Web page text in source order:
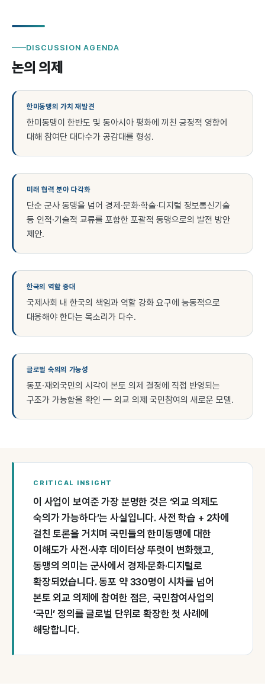
DISCUSSION AGENDA
논의 의제
한미동맹의 가치 재발견
한미동맹이 한반도 및 동아시아 평화에 끼친 긍정적 영향에
대해 참여단 대다수가 공감대를 형성.
미래 협력 분야 다각화
단순 군사 동맹을 넘어 경제·문화·학술·디지털 정보통신기술
등 인적·기술적 교류를 포함한 포괄적 동맹으로의 발전 방안
제안.
한국의 역할 증대
국제사회 내 한국의 책임과 역할 강화 요구에 능동적으로
대응해야 한다는 목소리가 다수.
글로벌 숙의의 가능성
동포·재외국민의 시각이 본토 의제 결정에 직접 반영되는
구조가 가능함을 확인 — 외교 의제 국민참여의 새로운 모델.
CRITICAL INSIGHT
이 사업이 보여준 가장 분명한 것은 ‘외교 의제도
숙의가 가능하다’는 사실입니다. 사전 학습 + 2차에
걸친 토론을 거치며 국민들의 한미동맹에 대한
이해도가 사전·사후 데이터상 뚜렷이 변화했고,
동맹의 의미는 군사에서 경제·문화·디지털로
확장되었습니다. 동포 약 330명이 시차를 넘어
본토 외교 의제에 참여한 점은, 국민참여사업의
‘국민’ 정의를 글로벌 단위로 확장한 첫 사례에
해당합니다.